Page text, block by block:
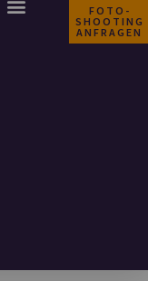
FOTO-
SHOOTING
ANFRAGEN